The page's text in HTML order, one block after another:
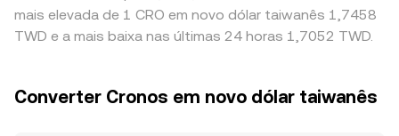
mais elevada de 1 CRO em novo dólar taiwanês 1,7458
TWD e a mais baixa nas últimas 24 horas 1,7052 TWD.
Converter Cronos em novo dólar taiwanês